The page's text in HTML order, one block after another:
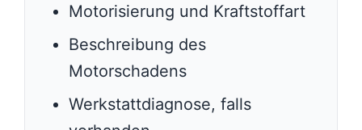
Motorisierung und Kraftstoffart
Beschreibung des
Motorschadens
Werkstattdiagnose, falls